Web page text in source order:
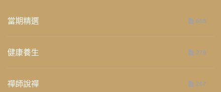
當期精選 658
健康養生 276
禪師說禪 267